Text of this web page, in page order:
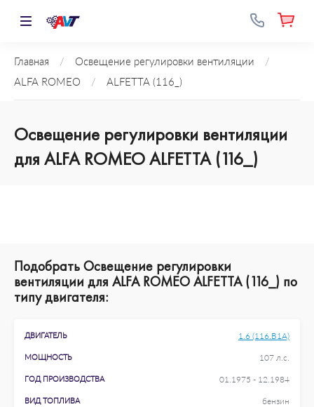
Главная / Освещение регулировки вентиляции
/
ALFA ROMEO
/ ALFETTA (116_)
Освещение регулировки вентиляции
для ALFA ROMEO ALFETTA (116_)
Подобрать Освещение регулировки
вентиляции для ALFA ROMEO ALFETTA (116_) по
типу двигателя:
ДВИГАТЕЛЬ 1.6 (116.B1A)
МОЩНОСТЬ 107 л.с.
ГОД ПРОИЗВОДСТВА 01.1975 - 12.1984
ВИД ТОПЛИВА бензин